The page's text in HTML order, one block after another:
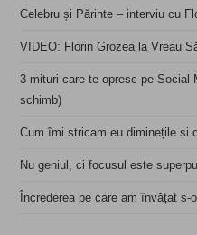
Celebru și Părinte – interviu cu
VIDEO: Florin Grozea la Vreau
3 mituri care te opresc pe Social
schimb)
Cum îmi stricam eu diminețile și
Nu geniul, ci focusul este
Încrederea pe care am învățat s-